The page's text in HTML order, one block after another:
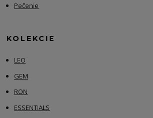
Pečenie
KOLEKCIE
LEO
GEM
RON
ESSENTIALS